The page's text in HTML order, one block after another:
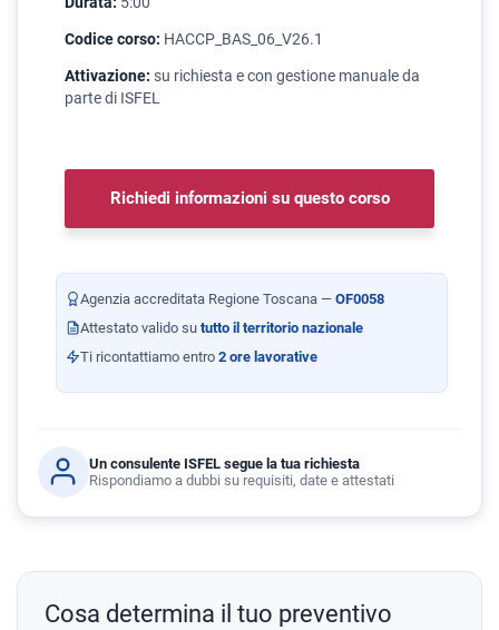
Codice corso: HACCP_BAS_06_V26.1
Attivazione: su richiesta e con gestione manuale da
parte di ISFEL
Richiedi informazioni su questo corso
Agenzia accreditata Regione Toscana — OF0058
Attestato valido su tutto il territorio nazionale
Ti ricontattiamo entro 2 ore lavorative
Un consulente ISFEL segue la tua richiesta
Rispondiamo a dubbi su requisiti, date e attestati
Cosa determina il tuo preventivo